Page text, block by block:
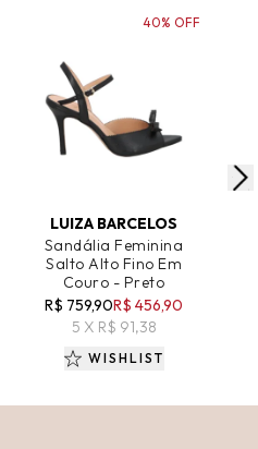
LUIZA BARCELOS
Sandália Feminina
Salto Alto Fino Em
Couro - Preto
R$ 759,90R$ 456,90
5 X R$ 91,38
40% OFF
WISHLIST